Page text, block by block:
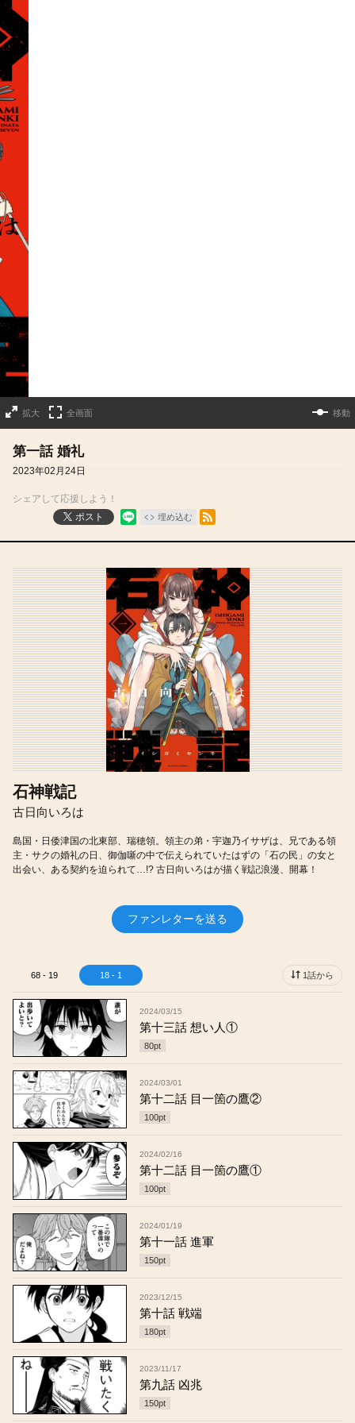
拡大 全画面 移動
第一話 婚礼
2023年02月24日
シェアして応援しよう！
ポスト
埋め込む
RSSフィード
石神戦記
古日向いろは
島国・日倭津国の北東部、瑞穂領。領主の弟・宇迦乃イサザは、兄である領
主・サクの婚礼の日、御伽噺の中で伝えられていたはずの「石の民」の女と
出会い、ある契約を迫られて…!? 古日向いろはが描く戦記浪漫、開幕！
ファンレターを送る
68 - 19 18 - 1 1話から
2024/03/15
第十三話 想い人①
80pt
2024/03/01
第十二話 目一箇の鷹②
100pt
2024/02/16
第十二話 目一箇の鷹①
100pt
2024/01/19
第十一話 進軍
150pt
2023/12/15
第十話 戦端
180pt
2023/11/17
第九話 凶兆
150pt